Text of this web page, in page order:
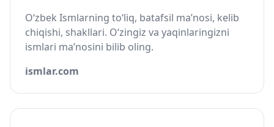
O‘zbek Ismlarning to‘liq, batafsil ma’nosi, kelib
chiqishi, shakllari. O‘zingiz va yaqinlaringizni
ismlari ma’nosini bilib oling.
ismlar.com